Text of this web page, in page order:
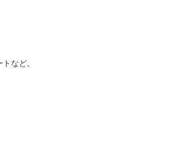
など。